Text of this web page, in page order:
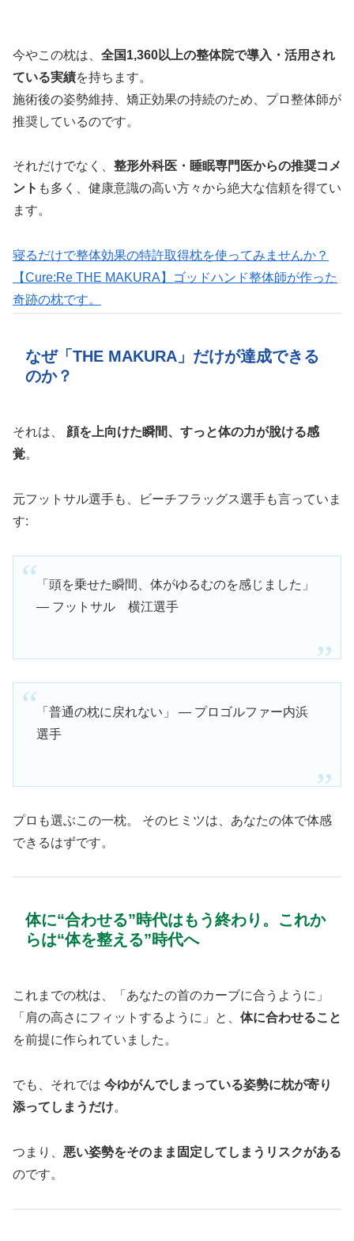
今やこの枕は、 全国1,360以上の整体院で導入・活用され
ている実績を持ちます。
施術後の姿勢維持、矯正効果の持続のため、プロ整体師が
推奨しているのです。
それだけでなく、 整形外科医・睡眠専門医からの推奨コメ
ント も多く、健康意識の高い方々から絶大な信頼を得てい
ます。
寝るだけで整体効果の特許取得枕を使ってみませんか？
【Cure:Re THE MAKURA】ゴッドハンド整体師が作った
奇跡の枕です。
なぜ「THE MAKURA」だけが達成できる
のか？
それは、 顔を上向けた瞬間、すっと体の力が脫ける感
覚。
元フットサル選手も、ビーチフラッグス選手も言っていま
す:
「頭を乗せた瞬間、体がゆるむのを感じました」
― フットサル 横江選手
「普通の枕に戻れない」 ― プロゴルファー内浜
選手
プロも選ぶこの一枕。 そのヒミツは、あなたの体で体感
できるはずです。
体に“合わせる”時代はもう終わり。これか
らは“体を整える”時代へ
これまでの枕は、「あなたの首のカーブに合うように」
「肩の高さにフィットするように」と、 体に合わせること
を前提に作られていました。
でも、それでは 今ゆがんでしまっている姿勢に枕が寄り
添ってしまうだけ。
つまり、 悪い姿勢をそのまま固定してしまうリスクがある
のです。